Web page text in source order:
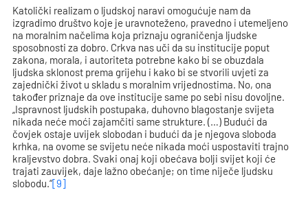
Katolički realizam o ljudskoj naravi omogućuje nam da
izgradimo društvo koje je uravnoteženo, pravedno i utemeljeno
na moralnim načelima koja priznaju ograničenja ljudske
sposobnosti za dobro. Crkva nas uči da su institucije poput
zakona, morala, i autoriteta potrebne kako bi se obuzdala
ljudska sklonost prema grijehu i kako bi se stvorili uvjeti za
zajednički život u skladu s moralnim vrijednostima. No, ona
također priznaje da ove institucije same po sebi nisu dovoljne.
„Ispravnost ljudskih postupaka, duhovno blagostanje svijeta
nikada neće moći zajamčiti same strukture. (…) Budući da
čovjek ostaje uvijek slobodan i budući da je njegova sloboda
krhka, na ovome se svijetu neće nikada moći uspostaviti trajno
kraljevstvo dobra. Svaki onaj koji obećava bolji svijet koji će
trajati zauvijek, daje lažno obećanje; on time niječe ljudsku
slobodu.“[9]